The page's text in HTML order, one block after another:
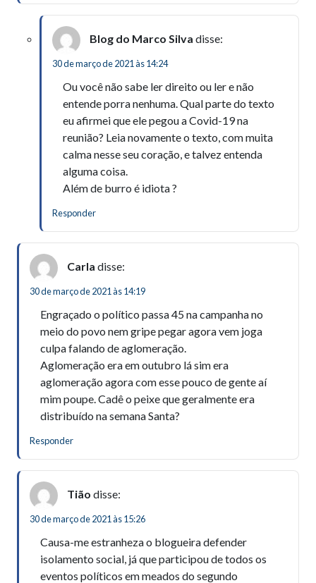
Blog do Marco Silva disse:
30 de março de 2021 às 14:24
Ou você não sabe ler direito ou ler e não
entende porra nenhuma. Qual parte do texto
eu afirmei que ele pegou a Covid-19 na
reunião? Leia novamente o texto, com muita
calma nesse seu coração, e talvez entenda
alguma coisa.
Além de burro é idiota ?
Responder
Carla disse:
30 de março de 2021 às 14:19
Engraçado o político passa 45 na campanha no
meio do povo nem gripe pegar agora vem joga
culpa falando de aglomeração.
Aglomeração era em outubro lá sim era
aglomeração agora com esse pouco de gente aí
mim poupe. Cadê o peixe que geralmente era
distribuído na semana Santa?
Responder
Tião disse:
30 de março de 2021 às 15:26
Causa-me estranheza o blogueira defender
isolamento social, já que participou de todos os
eventos políticos em meados do segundo